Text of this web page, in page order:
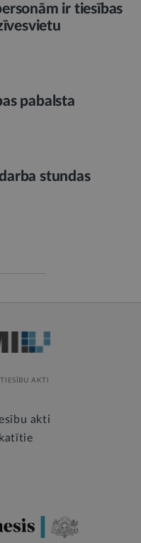
ir tiesības
pabalsta
stundas
AKTI
akti